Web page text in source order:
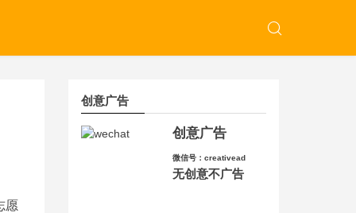
愿
创意广告
创意广告
微信号：creativead
无创意不广告